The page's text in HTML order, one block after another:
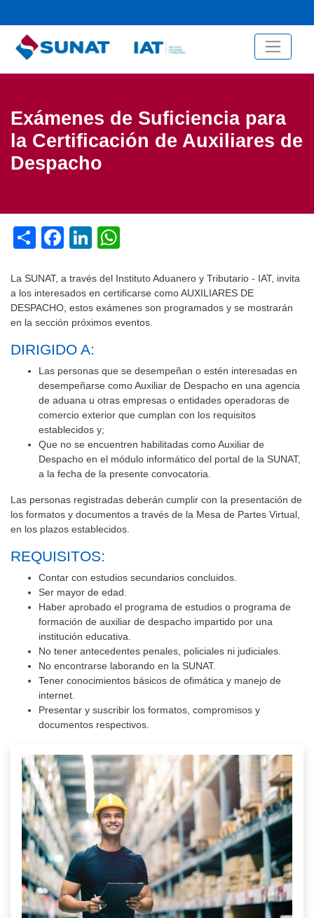
principal
Exámenes de Suficiencia para
la Certificación de Auxiliares de
Despacho
ShareFacebook
LinkedIn
La SUNAT, a través del Instituto Aduanero y Tributario - IAT, invita
a los interesados en certificarse como AUXILIARES DE
DESPACHO, estos exámenes son programados y se mostrarán
en la sección próximos eventos.
DIRIGIDO A:
Las personas que se desempeñan o estén interesadas en
desempeñarse como Auxiliar de Despacho en una agencia
de aduana u otras empresas o entidades operadoras de
comercio exterior que cumplan con los requisitos
establecidos y;
Que no se encuentren habilitadas como Auxiliar de
Despacho en el módulo informático del portal de la SUNAT,
a la fecha de la presente convocatoria.
Las personas registradas deberán cumplir con la presentación de
los formatos y documentos a través de la Mesa de Partes Virtual,
en los plazos establecidos.
REQUISITOS:
Contar con estudios secundarios concluidos.
Ser mayor de edad.
Haber aprobado el programa de estudios o programa de
formación de auxiliar de despacho impartido por una
institución educativa.
No tener antecedentes penales, policiales ni judiciales.
No encontrarse laborando en la SUNAT.
Tener conocimientos básicos de ofimática y manejo de
internet.
Presentar y suscribir los formatos, compromisos y
documentos respectivos.